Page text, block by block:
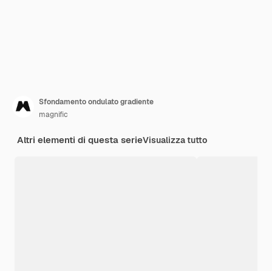
Sfondamento ondulato gradiente
magnific
Altri elementi di questa serieVisualizza tutto